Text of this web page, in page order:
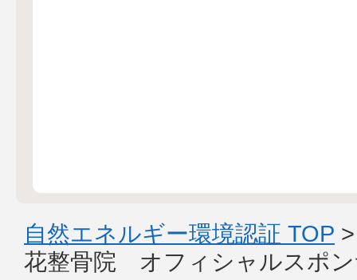
自然エネルギー環境認証 TOP
花整骨院 オフィシャルスポン